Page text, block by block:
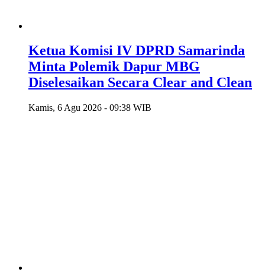
Ketua Komisi IV DPRD Samarinda
Minta Polemik Dapur MBG
Diselesaikan Secara Clear and Clean
Kamis, 6 Agu 2026 - 09:38 WIB